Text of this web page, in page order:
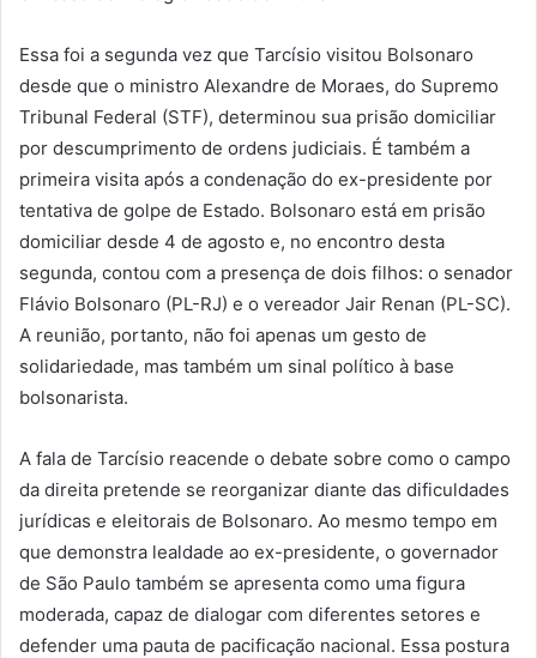
Essa foi a segunda vez que Tarcísio visitou Bolsonaro
desde que o ministro Alexandre de Moraes, do Supremo
Tribunal Federal (STF), determinou sua prisão domiciliar
por descumprimento de ordens judiciais. É também a
primeira visita após a condenação do ex-presidente por
tentativa de golpe de Estado. Bolsonaro está em prisão
domiciliar desde 4 de agosto e, no encontro desta
segunda, contou com a presença de dois filhos: o senador
Flávio Bolsonaro (PL-RJ) e o vereador Jair Renan (PL-SC).
A reunião, portanto, não foi apenas um gesto de
solidariedade, mas também um sinal político à base
bolsonarista.
A fala de Tarcísio reacende o debate sobre como o campo
da direita pretende se reorganizar diante das dificuldades
jurídicas e eleitorais de Bolsonaro. Ao mesmo tempo em
que demonstra lealdade ao ex-presidente, o governador
de São Paulo também se apresenta como uma figura
moderada, capaz de dialogar com diferentes setores e
defender uma pauta de pacificação nacional. Essa postura